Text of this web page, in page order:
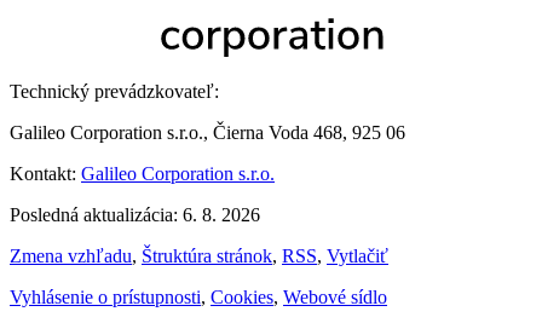
Technický prevádzkovateľ:
Galileo Corporation s.r.o., Čierna Voda 468, 925 06
Kontakt: Galileo Corporation s.r.o.
Posledná aktualizácia: 6. 8. 2026
Zmena vzhľadu, Štruktúra stránok, RSS, Vytlačiť
Vyhlásenie o prístupnosti, Cookies, Webové sídlo